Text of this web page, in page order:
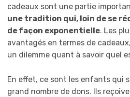
cadeaux sont une partie
une tradition qui, loin de se
de façon exponentielle. Les
avantagés en termes de
un dilemme quant à savoir quel
En effet, ce sont les enfants qui
grand nombre de dons. Ils